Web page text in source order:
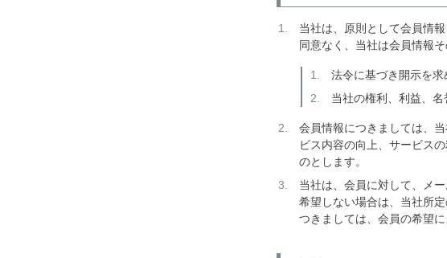
当社は、原則として会員情
同意なく、当社は会員情報
法令に基づき開示を求
当社の権利、利益、
会員情報につきましては、
ビス内容の向上、サービス
のとします。
当社は、会員に対して、メ
希望しない場合は、当社所
つきましては、会員の希望